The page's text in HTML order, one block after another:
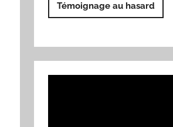
Témoignage au hasard